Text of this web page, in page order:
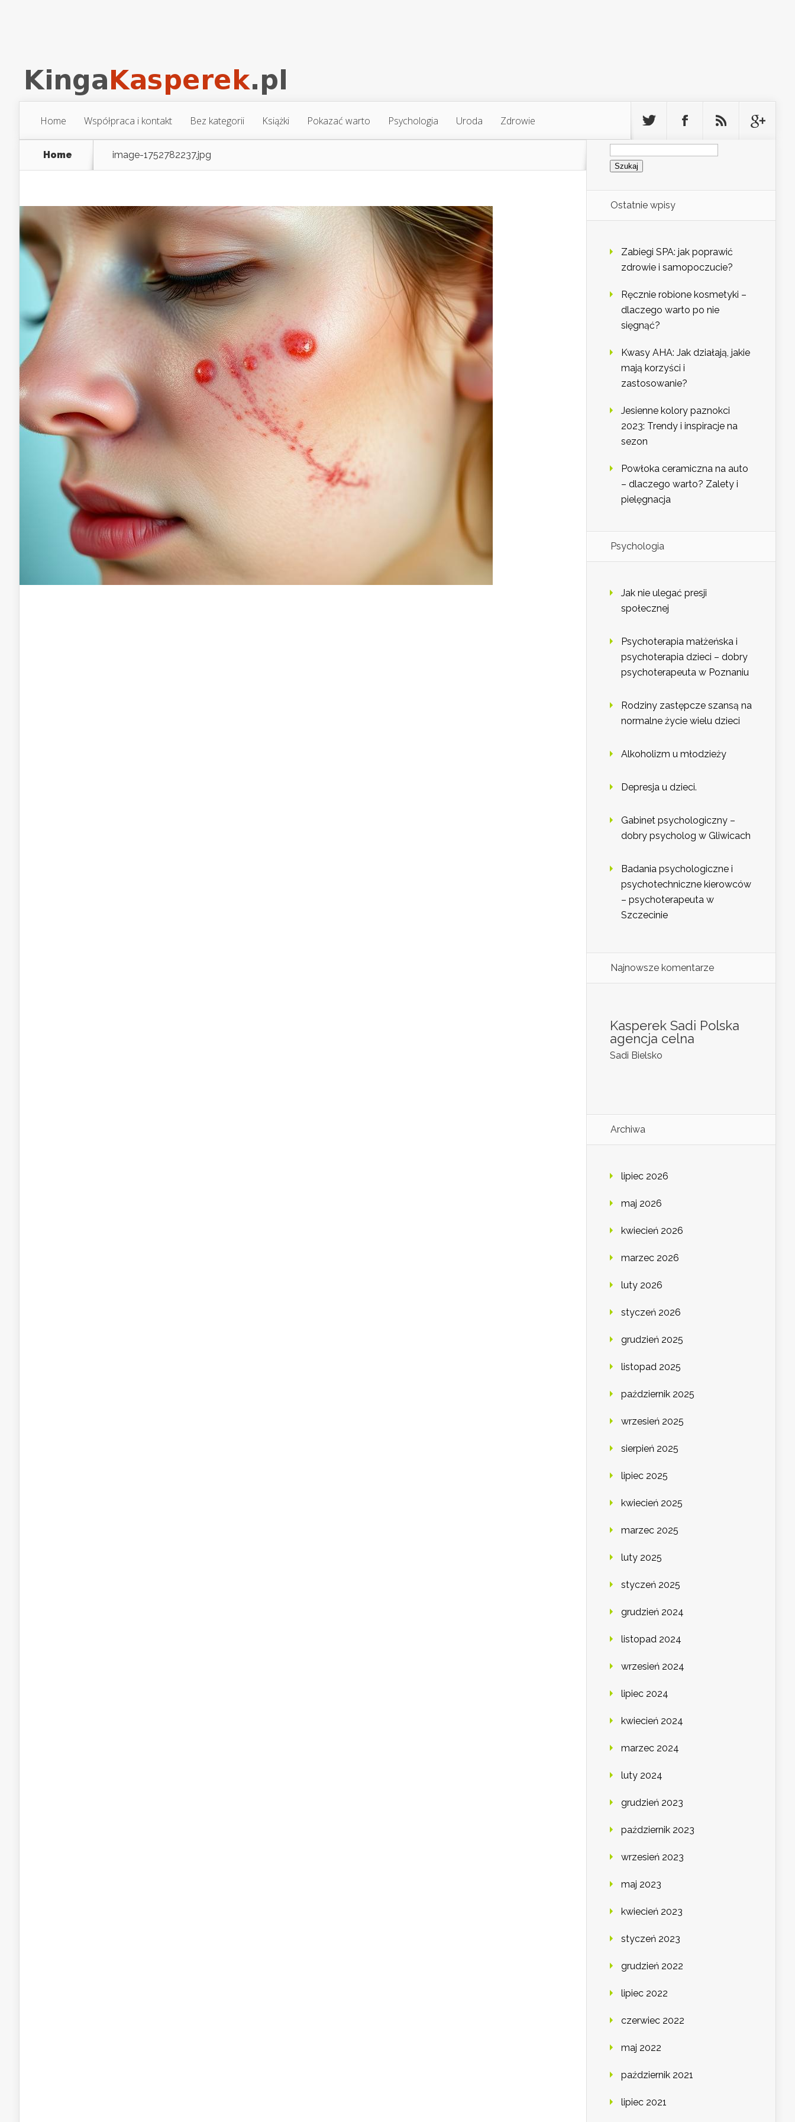
Home Współpraca i kontakt Bez kategorii Książki Pokazać warto Psychologia Uroda Zdrowie
Home image-1752782237.jpg
Szukaj:
Ostatnie wpisy
Zabiegi SPA: jak poprawić
zdrowie i samopoczucie?
Ręcznie robione kosmetyki –
dlaczego warto po nie
sięgnąć?
Kwasy AHA: Jak działają, jakie
mają korzyści i
zastosowanie?
Jesienne kolory paznokci
2023: Trendy i inspiracje na
sezon
Powłoka ceramiczna na auto
– dlaczego warto? Zalety i
pielęgnacja
Psychologia
Jak nie ulegać presji
społecznej
Psychoterapia małżeńska i
psychoterapia dzieci – dobry
psychoterapeuta w Poznaniu
Rodziny zastępcze szansą na
normalne życie wielu dzieci
Alkoholizm u młodzieży
Depresja u dzieci.
Gabinet psychologiczny –
dobry psycholog w Gliwicach
Badania psychologiczne i
psychotechniczne kierowców
– psychoterapeuta w
Szczecinie
Najnowsze komentarze
Kasperek Sadi Polska
agencja celna
Sadi Bielsko
Archiwa
lipiec 2026
maj 2026
kwiecień 2026
marzec 2026
luty 2026
styczeń 2026
grudzień 2025
listopad 2025
październik 2025
wrzesień 2025
sierpień 2025
lipiec 2025
kwiecień 2025
marzec 2025
luty 2025
styczeń 2025
grudzień 2024
listopad 2024
wrzesień 2024
lipiec 2024
kwiecień 2024
marzec 2024
luty 2024
grudzień 2023
październik 2023
wrzesień 2023
maj 2023
kwiecień 2023
styczeń 2023
grudzień 2022
lipiec 2022
czerwiec 2022
maj 2022
październik 2021
lipiec 2021